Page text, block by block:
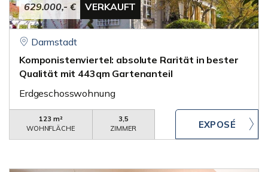
629.000,- € VERKAUFT
Darmstadt
Komponistenviertel: absolute Rarität in bester
Qualität mit 443qm Gartenanteil
Erdgeschosswohnung
123 m²
WOHNFLÄCHE
3,5
ZIMMER